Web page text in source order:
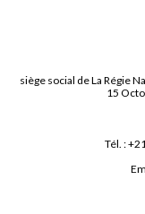
siège social de La Régie
15
Tél. :